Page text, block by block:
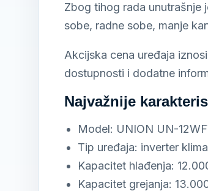
Zbog tihog rada unutrašnje
sobe, radne sobe, manje
Akcijska cena uređaja iznosi
dostupnosti i dodatne
Najvažnije
Model: UNION UN-
Tip uređaja: inverter
Kapacitet hlađenja:
Kapacitet grejanja: